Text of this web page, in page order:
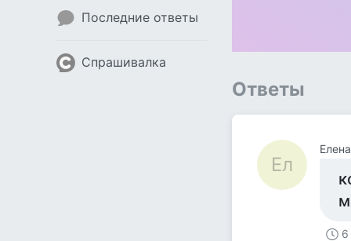
Последние ответы
Спрашивалка
Ответы
Ел
Елена
6